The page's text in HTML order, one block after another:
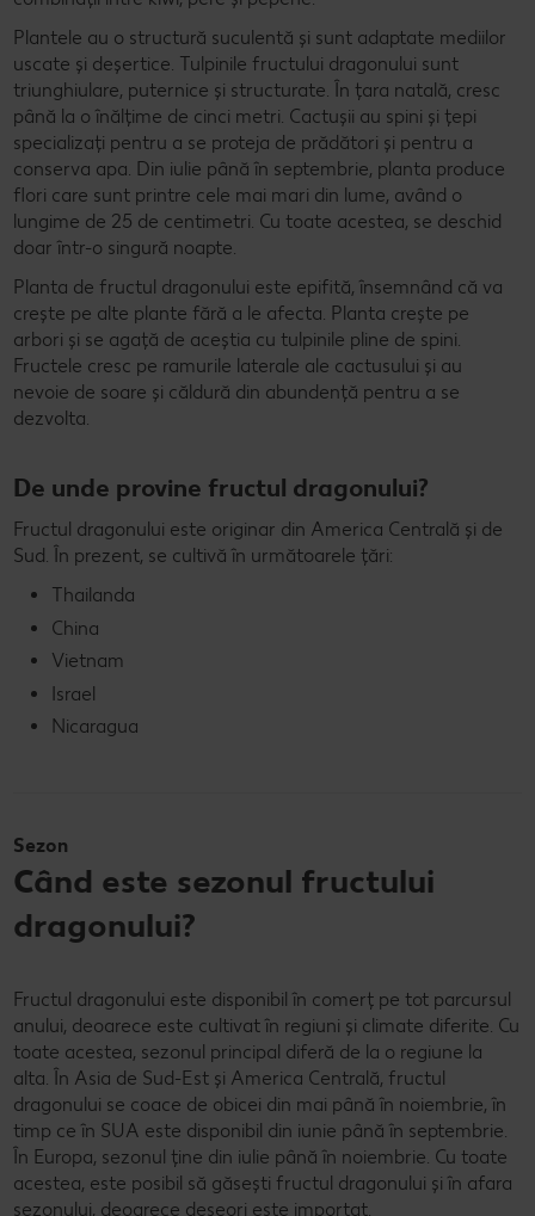
Plantele au o structură suculentă și sunt adaptate mediilor
uscate și deșertice. Tulpinile fructului dragonului sunt
triunghiulare, puternice și structurate. În țara natală, cresc
până la o înălțime de cinci metri. Cactușii au spini și țepi
specializați pentru a se proteja de prădători și pentru a
conserva apa. Din iulie până în septembrie, planta produce
flori care sunt printre cele mai mari din lume, având o
lungime de 25 de centimetri. Cu toate acestea, se deschid
doar într-o singură noapte.
Planta de fructul dragonului este epifită, însemnând că va
crește pe alte plante fără a le afecta. Planta crește pe
arbori și se agață de aceștia cu tulpinile pline de spini.
Fructele cresc pe ramurile laterale ale cactusului și au
nevoie de soare și căldură din abundență pentru a se
dezvolta.
De unde provine fructul dragonului?
Fructul dragonului este originar din America Centrală și de
Sud. În prezent, se cultivă în următoarele țări:
Thailanda
China
Vietnam
Israel
Nicaragua
Sezon
Când este sezonul fructului
dragonului?
Fructul dragonului este disponibil în comerț pe tot parcursul
anului, deoarece este cultivat în regiuni și climate diferite. Cu
toate acestea, sezonul principal diferă de la o regiune la
alta. În Asia de Sud-Est și America Centrală, fructul
dragonului se coace de obicei din mai până în noiembrie, în
timp ce în SUA este disponibil din iunie până în septembrie.
În Europa, sezonul ține din iulie până în noiembrie. Cu toate
acestea, este posibil să găsești fructul dragonului și în afara
sezonului, deoarece deseori este importat.